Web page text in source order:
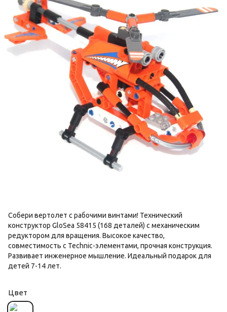
Собери вертолет с рабочими винтами! Технический
конструктор GloSea 58415 (168 деталей) с механическим
редуктором для вращения. Высокое качество,
совместимость с Technic-элементами, прочная конструкция.
Развивает инженерное мышление. Идеальный подарок для
детей 7-14 лет.
Цвет